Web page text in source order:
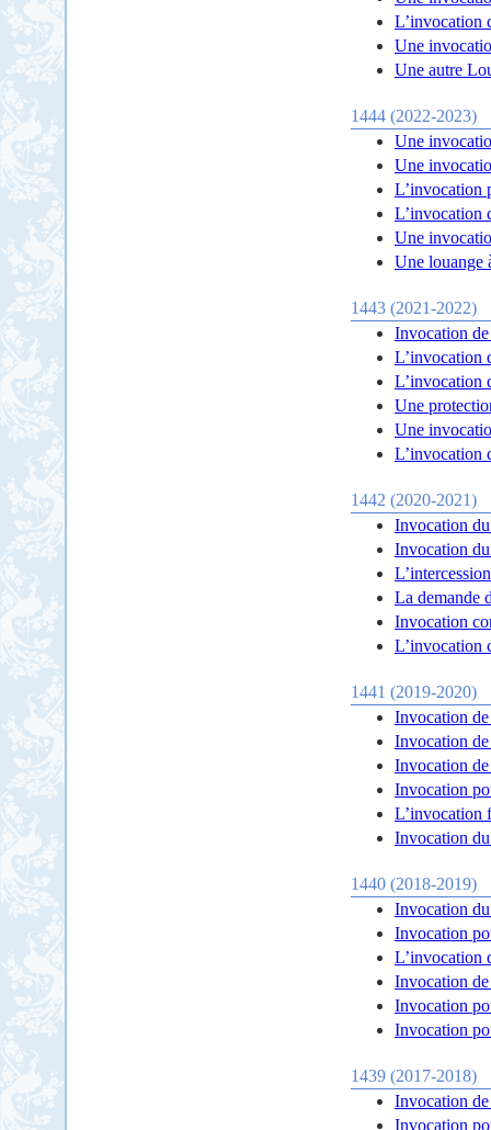
L’invocation
Une
Une autre
1444 (2022-2023)
Une
Une
L’invocation
L’invocation
Une
Une louange
1443 (2021-2022)
Invocation de
L’invocation
L’invocation
Une
Une
L’invocation
1442 (2020-2021)
Invocation
Invocation
La demande
Invocation
L’invocation
1441 (2019-2020)
Invocation
Invocation
Invocation
Invocation
L’invocation
Invocation
1440 (2018-2019)
Invocation
Invocation
L’invocation
Invocation
Invocation
Invocation
1439 (2017-2018)
Invocation
Invocation